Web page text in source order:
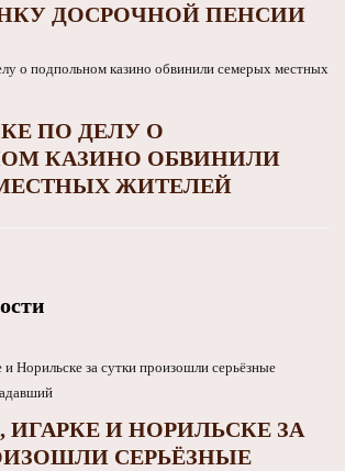
ДОСРОЧНОЙ ПЕНСИИ
ПО ДЕЛУ О
КАЗИНО ОБВИНИЛИ
ЖИТЕЛЕЙ
ИГАРКЕ И НОРИЛЬСКЕ ЗА
СЕРЬЁЗНЫЕ